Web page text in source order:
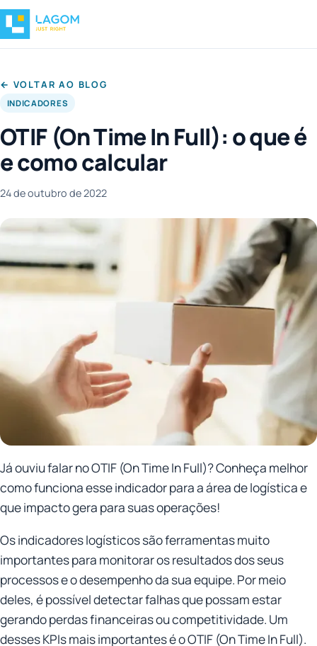
← VOLTAR AO BLOG
INDICADORES
OTIF (On Time In Full): o que é
e como calcular
24 de outubro de 2022
Já ouviu falar no OTIF (On Time In Full)? Conheça melhor
como funciona esse indicador para a área de logística e
que impacto gera para suas operações!
Os indicadores logísticos são ferramentas muito
importantes para monitorar os resultados dos seus
processos e o desempenho da sua equipe. Por meio
deles, é possível detectar falhas que possam estar
gerando perdas financeiras ou competitividade. Um
desses KPIs mais importantes é o OTIF (On Time In Full).